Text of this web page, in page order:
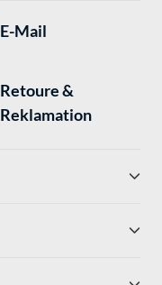
E-Mail
Retoure &
Reklamation